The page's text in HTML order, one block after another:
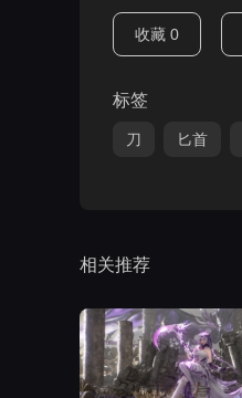
收藏 0
标签
刀 匕首
相关推荐